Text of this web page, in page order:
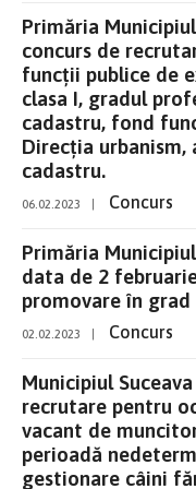
Primăria
concurs de
funcţii publice de
clasa I, gradul
cadastru, fond
Direcția
cadastru.
06.02.2023 Concurs
Primăria
data de 2
promovare în
02.02.2023 Concurs
Municipiul
recrutare pentru
vacant de
perioadă
gestionare câini